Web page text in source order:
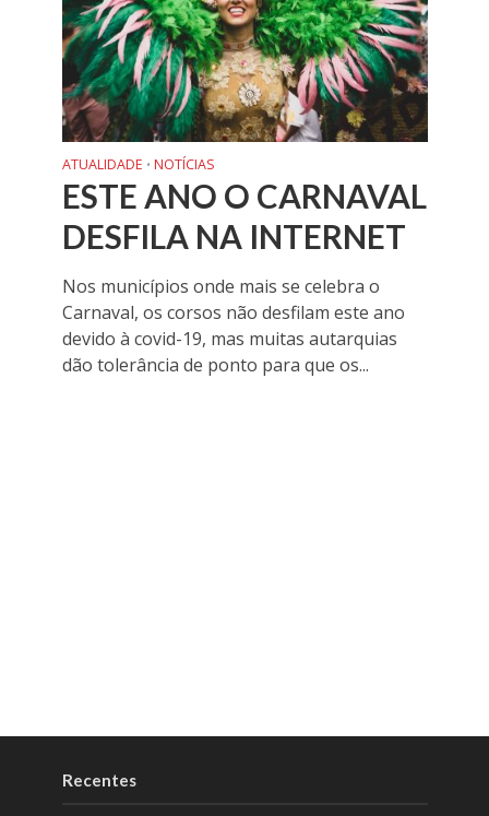
ATUALIDADE • NOTÍCIAS
ESTE ANO O CARNAVAL
DESFILA NA INTERNET
Nos municípios onde mais se celebra o
Carnaval, os corsos não desfilam este ano
devido à covid-19, mas muitas autarquias
dão tolerância de ponto para que os...
Recentes